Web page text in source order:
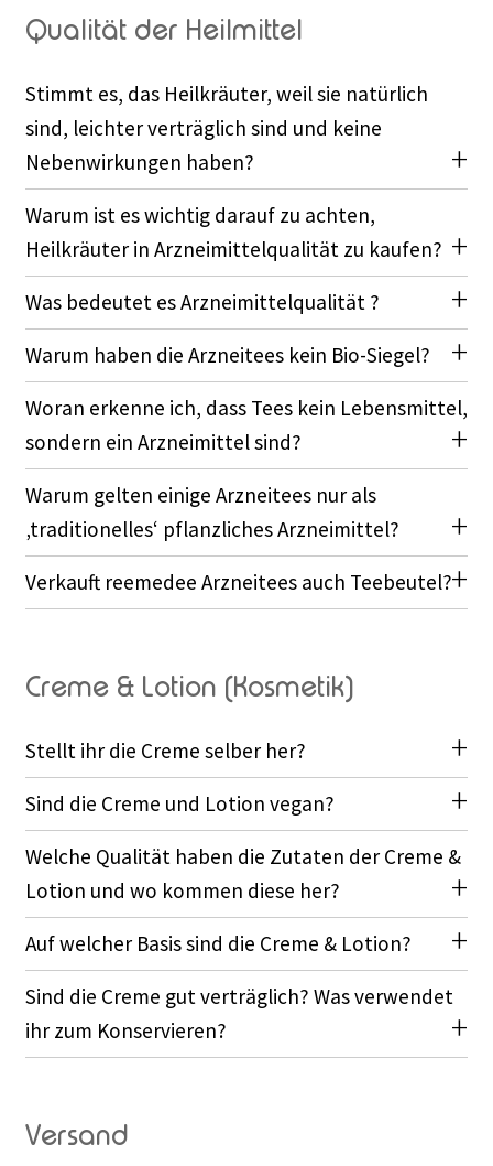
Qualität der Heilmittel
Stimmt es, das Heilkräuter, weil sie natürlich
sind, leichter verträglich sind und keine
Nebenwirkungen haben?
Warum ist es wichtig darauf zu achten,
Heilkräuter in Arzneimittelqualität zu kaufen?
Was bedeutet es Arzneimittelqualität ?
Warum haben die Arzneitees kein Bio-Siegel?
Woran erkenne ich, dass Tees kein Lebensmittel,
sondern ein Arzneimittel sind?
Warum gelten einige Arzneitees nur als
‚traditionelles‘ pflanzliches Arzneimittel?
Verkauft reemedee Arzneitees auch Teebeutel?
Creme & Lotion (Kosmetik)
Stellt ihr die Creme selber her?
Sind die Creme und Lotion vegan?
Welche Qualität haben die Zutaten der Creme &
Lotion und wo kommen diese her?
Auf welcher Basis sind die Creme & Lotion?
Sind die Creme gut verträglich? Was verwendet
ihr zum Konservieren?
Versand